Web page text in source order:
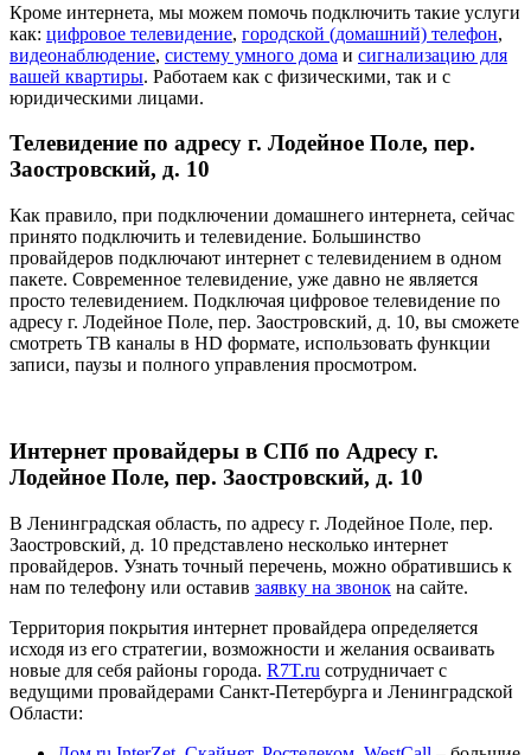
Кроме интернета, мы можем помочь подключить такие услуги
как: цифровое телевидение, городской (домашний) телефон,
видеонаблюдение, систему умного дома и сигнализацию для
вашей квартиры. Работаем как с физическими, так и с
юридическими лицами.
Телевидение по адресу г. Лодейное Поле, пер.
Заостровский, д. 10
Как правило, при подключении домашнего интернета, сейчас
принято подключить и телевидение. Большинство
провайдеров подключают интернет с телевидением в одном
пакете. Современное телевидение, уже давно не является
просто телевидением. Подключая цифровое телевидение по
адресу г. Лодейное Поле, пер. Заостровский, д. 10, вы сможете
смотреть ТВ каналы в HD формате, использовать функции
записи, паузы и полного управления просмотром.
Интернет провайдеры в СПб по Адресу г.
Лодейное Поле, пер. Заостровский, д. 10
В Ленинградская область, по адресу г. Лодейное Поле, пер.
Заостровский, д. 10 представлено несколько интернет
провайдеров. Узнать точный перечень, можно обратившись к
нам по телефону или оставив заявку на звонок на сайте.
Территория покрытия интернет провайдера определяется
исходя из его стратегии, возможности и желания осваивать
новые для себя районы города. R7T.ru сотрудничает с
ведущими провайдерами Санкт-Петербурга и Ленинградской
Области: